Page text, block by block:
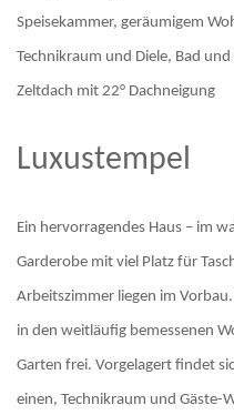
Speisekammer, geräumigem
Technikraum und Diele, Bad
Zeltdach mit 22° Dachneigung
Luxustempel
Ein hervorragendes Haus – im
Garderobe mit viel Platz für
Arbeitszimmer liegen im
in den weitläufig bemessenen
Garten frei. Vorgelagert findet
einen, Technikraum und Gäste-